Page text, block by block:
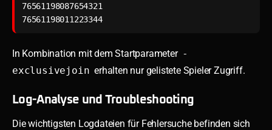
76561198087654321
76561198011223344
In Kombination mit dem Startparameter -
exclusivejoin erhalten nur gelistete Spieler Zugriff.
Log-Analyse und Troubleshooting
Die wichtigsten Logdateien für Fehlersuche befinden sich